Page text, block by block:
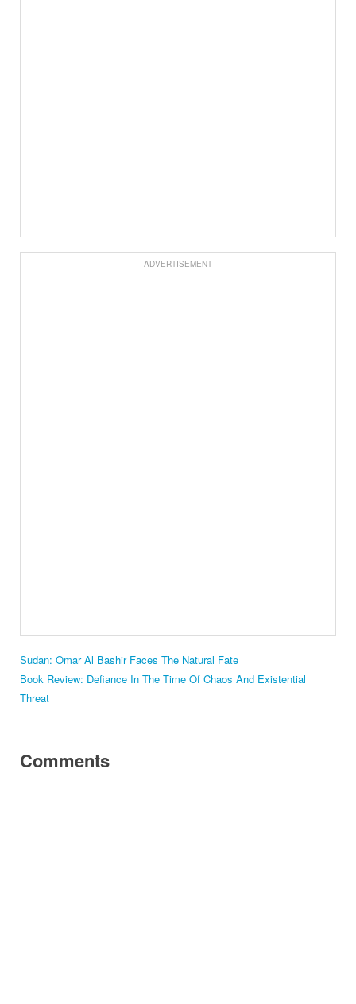
ADVERTISEMENT
Sudan: Omar Al Bashir Faces The Natural Fate
Book Review: Defiance In The Time Of Chaos And Existential
Threat
Comments